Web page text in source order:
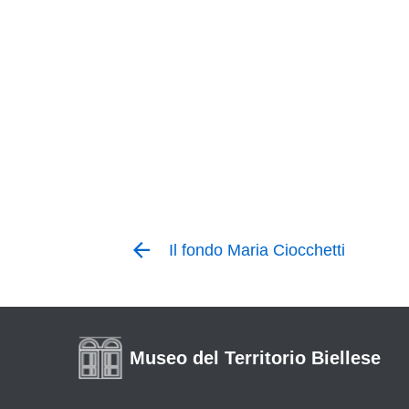
Il fondo Maria Ciocchetti
Museo del Territorio Biellese